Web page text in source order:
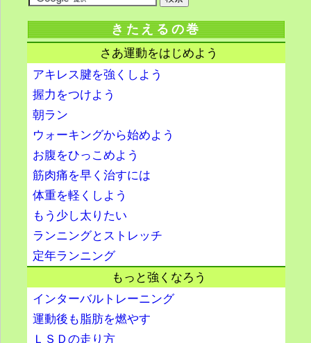
きたえるの巻
さあ運動をはじめよう
アキレス腱を強くしよう
握力をつけよう
朝ラン
ウォーキングから始めよう
お腹をひっこめよう
筋肉痛を早く治すには
体重を軽くしよう
もう少し太りたい
ランニングとストレッチ
定年ランニング
もっと強くなろう
インターバルトレーニング
運動後も脂肪を燃やす
ＬＳＤの走り方